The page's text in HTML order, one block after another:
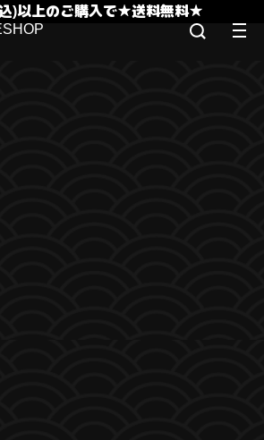
)以上のご購入で★送料無料★